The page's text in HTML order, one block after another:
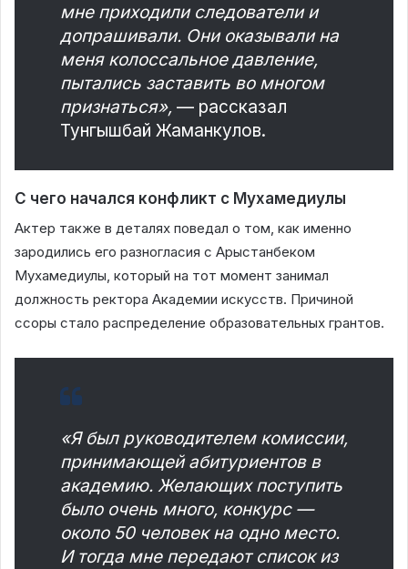
мне приходили следователи и
допрашивали. Они оказывали на
меня колоссальное давление,
пытались заставить во многом
признаться», — рассказал
Тунгышбай Жаманкулов.
С чего начался конфликт с Мухамедиулы
Актер также в деталях поведал о том, как именно
зародились его разногласия с Арыстанбеком
Мухамедиулы, который на тот момент занимал
должность ректора Академии искусств. Причиной
ссоры стало распределение образовательных грантов.
«Я был руководителем комиссии,
принимающей абитуриентов в
академию. Желающих поступить
было очень много, конкурс —
около 50 человек на одно место.
И тогда мне передают список из